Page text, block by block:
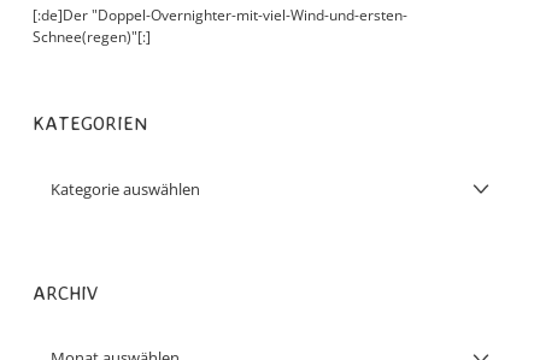
[:de]Der "Doppel-Overnighter-mit-viel-Wind-und-ersten-
Schnee(regen)"[:]
KATEGORIEN
ARCHIV